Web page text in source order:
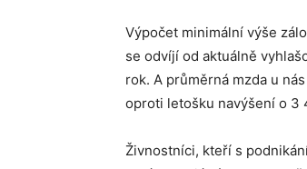
Výpočet minimální výše
se odvíjí od aktuálně
rok. A průměrná mzda u
oproti letošku navýšení o 3
Živnostníci, kteří s